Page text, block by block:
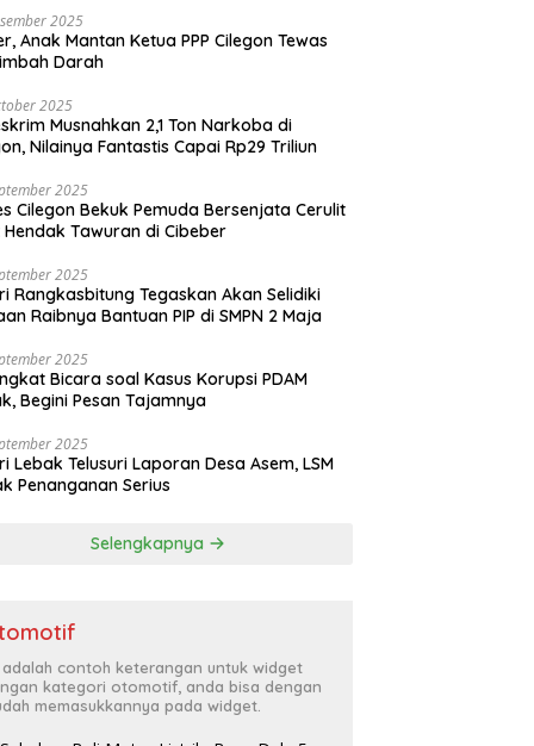
2025
Anak Mantan Ketua PPP Cilegon Tewas
Darah
2025
Musnahkan 2,1 Ton Narkoba di
Nilainya Fantastis Capai Rp29 Triliun
2025
Cilegon Bekuk Pemuda Bersenjata Cerulit
Hendak Tawuran di Cibeber
2025
Rangkasbitung Tegaskan Akan Selidiki
Raibnya Bantuan PIP di SMPN 2 Maja
2025
Bicara soal Kasus Korupsi PDAM
Begini Pesan Tajamnya
2025
Lebak Telusuri Laporan Desa Asem, LSM
Penanganan Serius
Selengkapnya
adalah contoh keterangan untuk widget
kategori otomotif, anda bisa dengan
memasukkannya pada widget.